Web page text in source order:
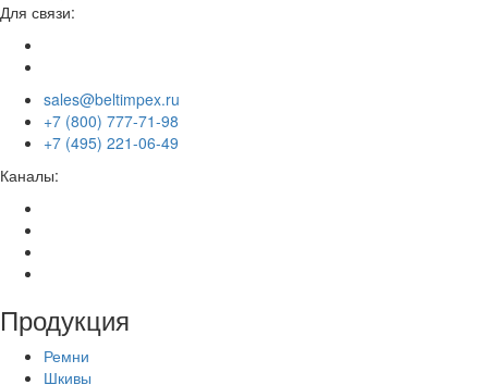
Для связи:
sales@beltimpex.ru
+7 (800) 777-71-98
+7 (495) 221-06-49
Каналы:
Продукция
Ремни
Шкивы